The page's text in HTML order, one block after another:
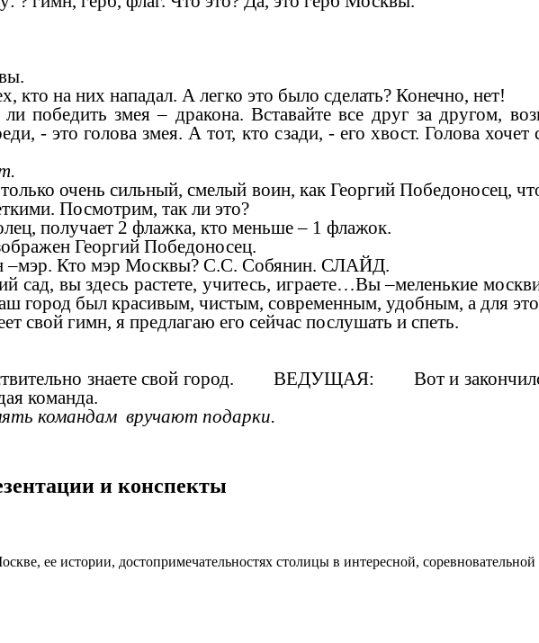
на них нападал. А легко это было сделать? Конечно, нет!
победить змея – дракона. Вставайте все друг за другом,
- это голова змея. А тот, кто сзади, - его хвост. Голова
очень сильный, смелый воин, как Георгий Победоносец,
Посмотрим, так ли это?
получает 2 флажка, кто меньше – 1 флажок.
Георгий Победоносец.
–мэр. Кто мэр Москвы? С.С. Собянин. СЛАЙД.
сад, вы здесь растете, учитесь, играете…Вы –меленькие
город был красивым, чистым, современным, удобным, а для
гимн, я предлагаю его сейчас послушать и спеть.
знаете свой город. ВЕДУЩАЯ: Вот и
команда.
командам вручают подарки.
и конспекты
ее истории, достопримечательностях столицы в интересной, соревновательной